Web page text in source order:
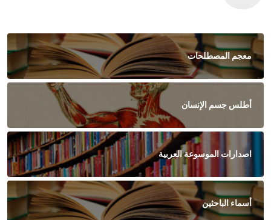
معجم المصطلحات
أطلس جسم الإنسان
اصدارات الموسوعة العربية
أسماء الباحثين